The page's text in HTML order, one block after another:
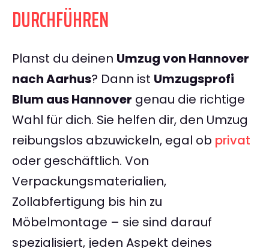
DURCHFÜHREN
Planst du deinen Umzug von Hannover
nach Aarhus? Dann ist Umzugsprofi
Blum aus Hannover genau die richtige
Wahl für dich. Sie helfen dir, den Umzug
reibungslos abzuwickeln, egal ob privat
oder geschäftlich. Von
Verpackungsmaterialien,
Zollabfertigung bis hin zu
Möbelmontage – sie sind darauf
spezialisiert, jeden Aspekt deines